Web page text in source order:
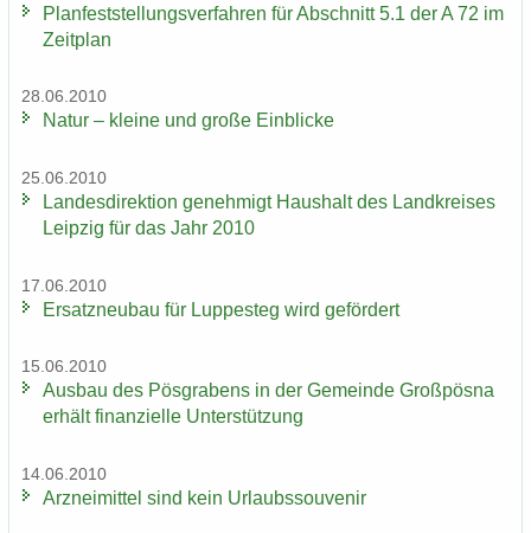
Plan­fest­stel­lungs­ver­fah­ren für Ab­schnitt 5.1 der A 72 im
Zeit­plan
28.06.2010
Natur – klei­ne und große Ein­bli­cke
25.06.2010
Lan­des­di­rek­ti­on ge­neh­migt Haus­halt des Land­krei­ses
Leip­zig für das Jahr 2010
17.06.2010
Er­satz­neu­bau für Lup­pe­steg wird ge­för­dert
15.06.2010
Aus­bau des Pös­gra­bens in der Ge­mein­de Groß­pös­na
er­hält fi­nan­zi­el­le Un­ter­stüt­zung
14.06.2010
Arz­nei­mit­tel sind kein Ur­laubs­sou­ve­nir